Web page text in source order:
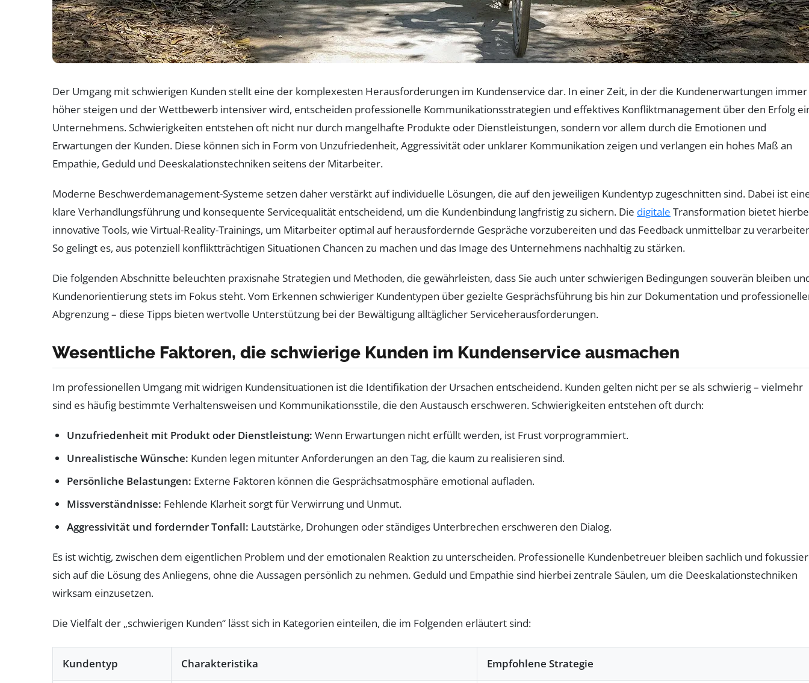
Der Umgang mit schwierigen Kunden stellt eine der komplexesten Herausforderungen im Kundenservice dar. In einer Zeit, in der die Kundenerwartungen immer
höher steigen und der Wettbewerb intensiver wird, entscheiden professionelle Kommunikationsstrategien und effektives Konfliktmanagement über den Erfolg
Unternehmens. Schwierigkeiten entstehen oft nicht nur durch mangelhafte Produkte oder Dienstleistungen, sondern vor allem durch die Emotionen und
Erwartungen der Kunden. Diese können sich in Form von Unzufriedenheit, Aggressivität oder unklarer Kommunikation zeigen und verlangen ein hohes Maß an
Empathie, Geduld und Deeskalationstechniken seitens der Mitarbeiter.
Moderne Beschwerdemanagement-Systeme setzen daher verstärkt auf individuelle Lösungen, die auf den jeweiligen Kundentyp zugeschnitten sind. Dabei ist
klare Verhandlungsführung und konsequente Servicequalität entscheidend, um die Kundenbindung langfristig zu sichern. Die digitale Transformation bietet
innovative Tools, wie Virtual-Reality-Trainings, um Mitarbeiter optimal auf herausfordernde Gespräche vorzubereiten und das Feedback unmittelbar zu
So gelingt es, aus potenziell konfliktträchtigen Situationen Chancen zu machen und das Image des Unternehmens nachhaltig zu stärken.
Die folgenden Abschnitte beleuchten praxisnahe Strategien und Methoden, die gewährleisten, dass Sie auch unter schwierigen Bedingungen souverän bleiben
Kundenorientierung stets im Fokus steht. Vom Erkennen schwieriger Kundentypen über gezielte Gesprächsführung bis hin zur Dokumentation und
Abgrenzung – diese Tipps bieten wertvolle Unterstützung bei der Bewältigung alltäglicher Serviceherausforderungen.
Wesentliche Faktoren, die schwierige Kunden im Kundenservice ausmachen
Im professionellen Umgang mit widrigen Kundensituationen ist die Identifikation der Ursachen entscheidend. Kunden gelten nicht per se als schwierig – vielmehr
sind es häufig bestimmte Verhaltensweisen und Kommunikationsstile, die den Austausch erschweren. Schwierigkeiten entstehen oft durch:
Unzufriedenheit mit Produkt oder Dienstleistung: Wenn Erwartungen nicht erfüllt werden, ist Frust vorprogrammiert.
Unrealistische Wünsche: Kunden legen mitunter Anforderungen an den Tag, die kaum zu realisieren sind.
Persönliche Belastungen: Externe Faktoren können die Gesprächsatmosphäre emotional aufladen.
Missverständnisse: Fehlende Klarheit sorgt für Verwirrung und Unmut.
Aggressivität und fordernder Tonfall: Lautstärke, Drohungen oder ständiges Unterbrechen erschweren den Dialog.
Es ist wichtig, zwischen dem eigentlichen Problem und der emotionalen Reaktion zu unterscheiden. Professionelle Kundenbetreuer bleiben sachlich und
sich auf die Lösung des Anliegens, ohne die Aussagen persönlich zu nehmen. Geduld und Empathie sind hierbei zentrale Säulen, um die Deeskalationstechniken
wirksam einzusetzen.
Die Vielfalt der „schwierigen Kunden“ lässt sich in Kategorien einteilen, die im Folgenden erläutert sind:
Kundentyp Charakteristika Empfohlene Strategie